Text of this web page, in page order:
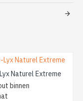
Naturel Extreme
binnen